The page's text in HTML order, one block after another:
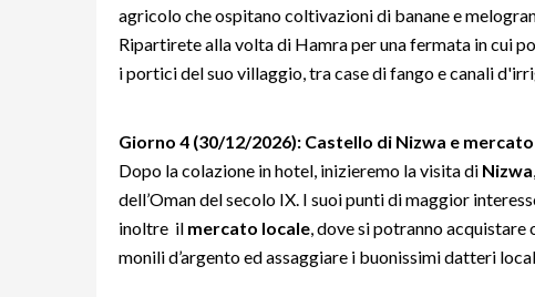
agricolo che ospitano coltivazioni di banane e
Ripartirete alla volta di Hamra per una fermata in cui
i portici del suo villaggio, tra case di fango e canali
Giorno 4 (30/12/2026): Castello di Nizwa e
Dopo la colazione in hotel, inizieremo la visita di Nizwa
dell’Oman del secolo IX. I suoi punti di maggior
inoltre il mercato locale, dove si potranno
monili d’argento ed assaggiare i buonissimi datteri